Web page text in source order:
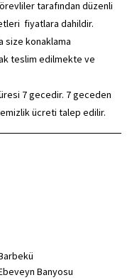
tarafından düzenli
fiyatlara dahildir.
size konaklama
teslim edilmekte ve
7 gecedir. 7 geceden
ücreti talep edilir.
Banyosu